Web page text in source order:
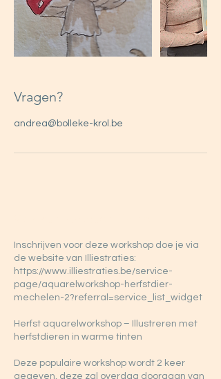
Vragen?
andrea@bolleke-krol.be
Inschrijven voor deze workshop doe je via
de website van Illiestraties:
https://www.illiestraties.be/service-
page/aquarelworkshop-herfstdier-
mechelen-2?referral=service_list_widget
Herfst aquarelworkshop – Illustreren met
herfstdieren in warme tinten
Deze populaire workshop wordt 2 keer
gegeven, deze zal overdag doorgaan van